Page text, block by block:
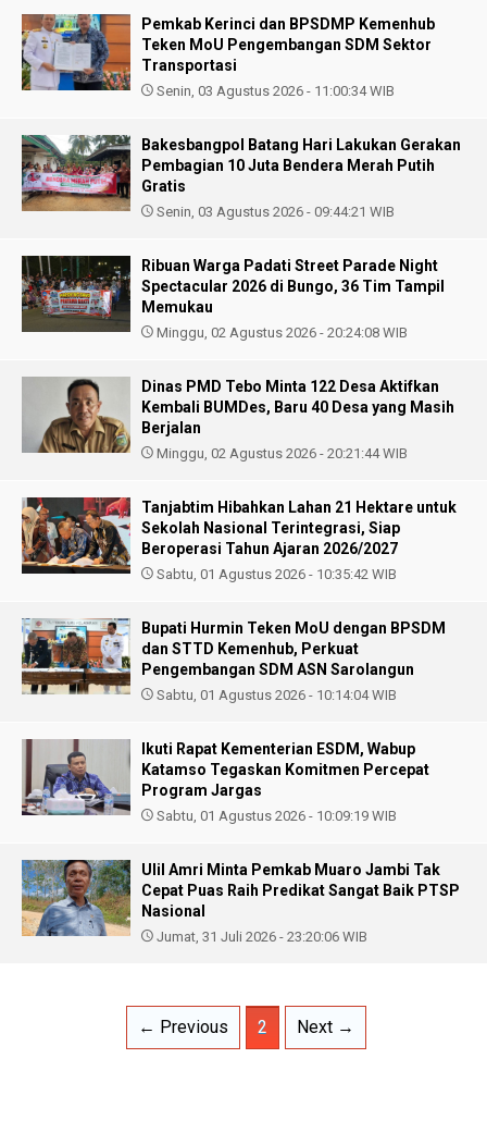
Pemkab Kerinci dan BPSDMP Kemenhub
Teken MoU Pengembangan SDM Sektor
Transportasi
Senin, 03 Agustus 2026 - 11:00:34 WIB
Bakesbangpol Batang Hari Lakukan Gerakan
Pembagian 10 Juta Bendera Merah Putih
Gratis
Senin, 03 Agustus 2026 - 09:44:21 WIB
Ribuan Warga Padati Street Parade Night
Spectacular 2026 di Bungo, 36 Tim Tampil
Memukau
Minggu, 02 Agustus 2026 - 20:24:08 WIB
Dinas PMD Tebo Minta 122 Desa Aktifkan
Kembali BUMDes, Baru 40 Desa yang Masih
Berjalan
Minggu, 02 Agustus 2026 - 20:21:44 WIB
Tanjabtim Hibahkan Lahan 21 Hektare untuk
Sekolah Nasional Terintegrasi, Siap
Beroperasi Tahun Ajaran 2026/2027
Sabtu, 01 Agustus 2026 - 10:35:42 WIB
Bupati Hurmin Teken MoU dengan BPSDM
dan STTD Kemenhub, Perkuat
Pengembangan SDM ASN Sarolangun
Sabtu, 01 Agustus 2026 - 10:14:04 WIB
Ikuti Rapat Kementerian ESDM, Wabup
Katamso Tegaskan Komitmen Percepat
Program Jargas
Sabtu, 01 Agustus 2026 - 10:09:19 WIB
Ulil Amri Minta Pemkab Muaro Jambi Tak
Cepat Puas Raih Predikat Sangat Baik PTSP
Nasional
Jumat, 31 Juli 2026 - 23:20:06 WIB
← Previous 2 Next →